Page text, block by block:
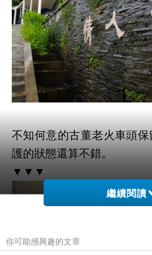
不知何意的古董老火車頭
護的狀態還算不錯。
▼▼▼
繼續閱讀
你可能感興趣的文章